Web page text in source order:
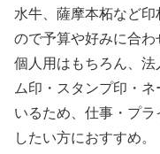
水牛、薩摩本柘など
ので予算や好みに合わ
個人用はもちろん、
ム印・スタンプ印・
いるため、仕事・プ
したい方におすすめ。